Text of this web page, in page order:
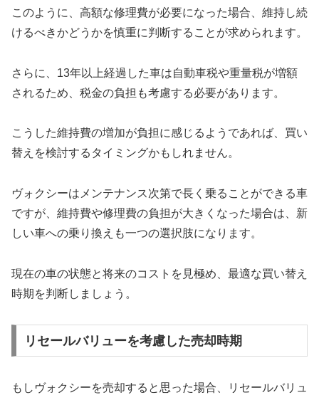
このように、高額な修理費が必要になった場合、維持し続
けるべきかどうかを慎重に判断することが求められます。
さらに、13年以上経過した車は自動車税や重量税が増額
されるため、税金の負担も考慮する必要があります。
こうした維持費の増加が負担に感じるようであれば、買い
替えを検討するタイミングかもしれません。
ヴォクシーはメンテナンス次第で長く乗ることができる車
ですが、維持費や修理費の負担が大きくなった場合は、新
しい車への乗り換えも一つの選択肢になります。
現在の車の状態と将来のコストを見極め、最適な買い替え
時期を判断しましょう。
リセールバリューを考慮した売却時期
もしヴォクシーを売却すると思った場合、リセールバリュ